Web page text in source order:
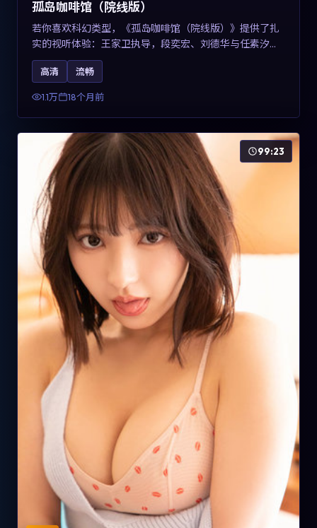
孤岛咖啡馆（院线版）
若你喜欢科幻类型，《孤岛咖啡馆（院线版）》提供了扎
实的视听体验：王家卫执导，段奕宏、刘德华与任素汐共
同演绎。影片2025年于中国台湾上映，内容用冷峻镜头语
言观察城市夜间的孤独，关键词包含高清流畅、人物关系
与情节反转，适合检索「2025科幻」「中国台湾电影」的
高清 流畅
1.1万 18个月前
99:23